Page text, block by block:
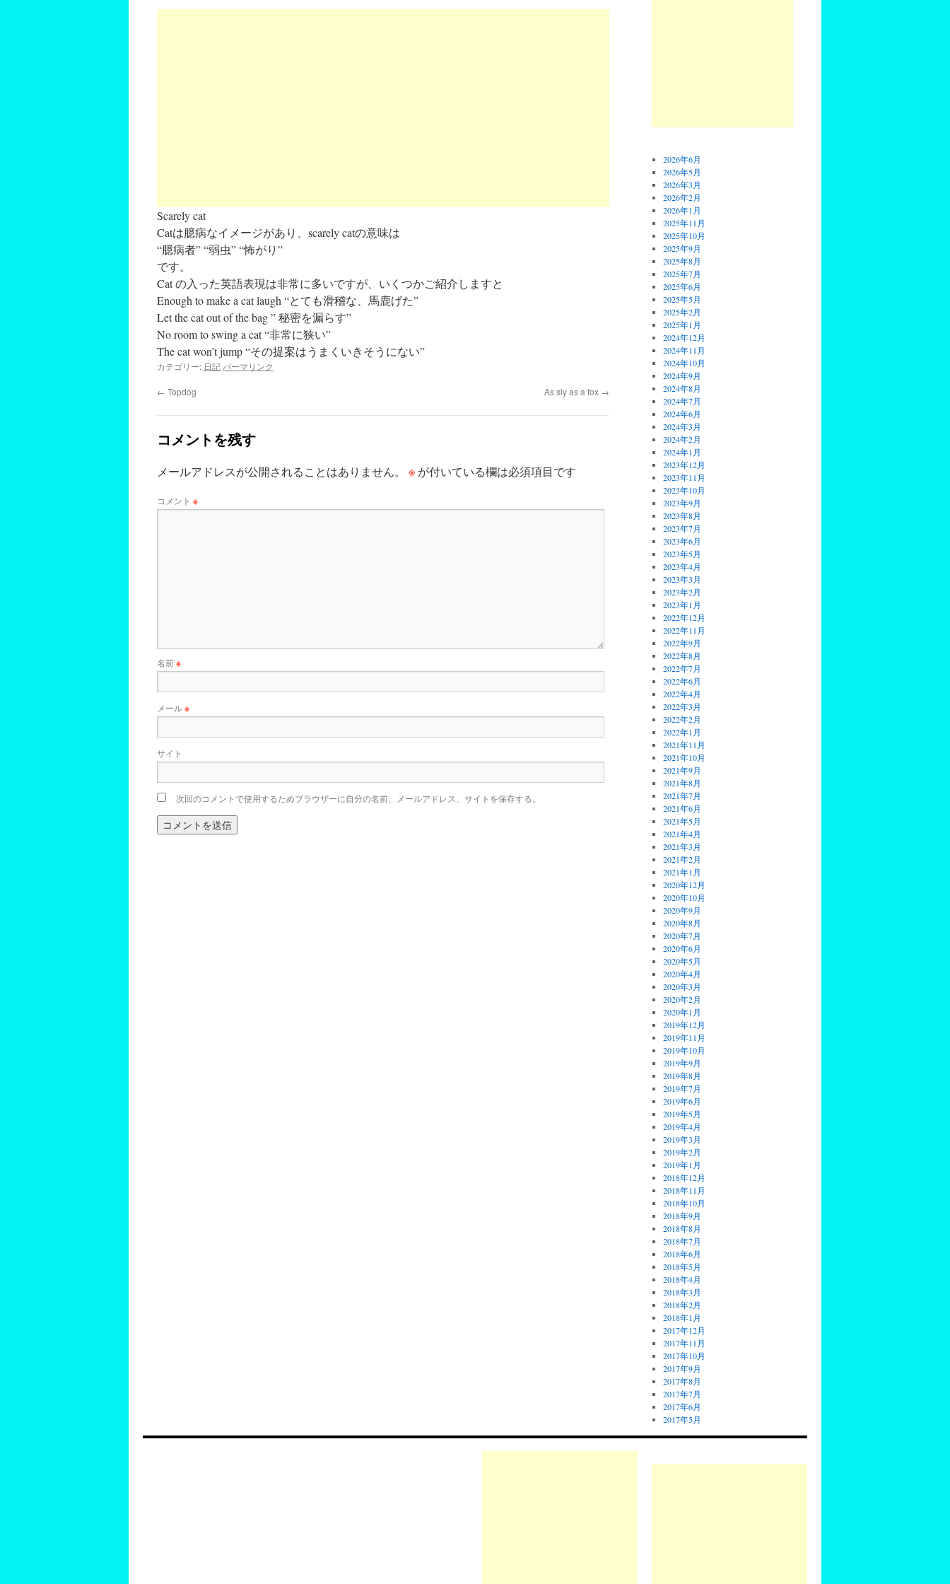
Scarely cat
Catは臆病なイメージがあり、scarely catの意味は
“臆病者” “弱虫” “怖がり”
です。
Cat の入った英語表現は非常に多いですが、いくつかご紹介しますと
Enough to make a cat laugh “とても滑稽な、馬鹿げた”
Let the cat out of the bag ” 秘密を漏らす”
No room to swing a cat “非常に狭い”
The cat won’t jump “その提案はうまくいきそうにない”
カテゴリー: 日記 パーマリンク
← Topdog As sly as a fox →
コメントを残す
メールアドレスが公開されることはありません。 ※ が付いている欄は必須項目です
コメント ※
名前※
メール※
サイト
次回のコメントで使用するためブラウザーに自分の名前、メールアドレス、サイトを保存する。
2026年6月
2026年5月
2026年3月
2026年2月
2026年1月
2025年11月
2025年10月
2025年9月
2025年8月
2025年7月
2025年6月
2025年5月
2025年2月
2025年1月
2024年12月
2024年11月
2024年10月
2024年9月
2024年8月
2024年7月
2024年6月
2024年3月
2024年2月
2024年1月
2023年12月
2023年11月
2023年10月
2023年9月
2023年8月
2023年7月
2023年6月
2023年5月
2023年4月
2023年3月
2023年2月
2023年1月
2022年12月
2022年11月
2022年9月
2022年8月
2022年7月
2022年6月
2022年4月
2022年3月
2022年2月
2022年1月
2021年11月
2021年10月
2021年9月
2021年8月
2021年7月
2021年6月
2021年5月
2021年4月
2021年3月
2021年2月
2021年1月
2020年12月
2020年10月
2020年9月
2020年8月
2020年7月
2020年6月
2020年5月
2020年4月
2020年3月
2020年2月
2020年1月
2019年12月
2019年11月
2019年10月
2019年9月
2019年8月
2019年7月
2019年6月
2019年5月
2019年4月
2019年3月
2019年2月
2019年1月
2018年12月
2018年11月
2018年10月
2018年9月
2018年8月
2018年7月
2018年6月
2018年5月
2018年4月
2018年3月
2018年2月
2018年1月
2017年12月
2017年11月
2017年10月
2017年9月
2017年8月
2017年7月
2017年6月
2017年5月